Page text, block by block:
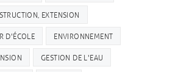
EXTENSION
D'ÉCOLE ENVIRONNEMENT
GESTION DE L'EAU